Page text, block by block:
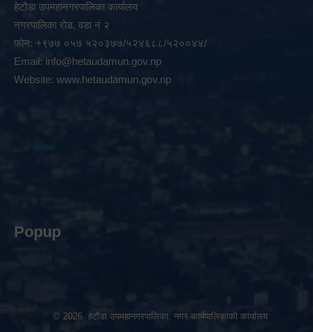
हेटौडा उपमहानगरपालिका कार्यालय
नगरपालिका रोड, वडा नं २
फोन: +९७७ ०५७ ५२०३७७/५२४६८८/५२००४४/
Email: info@hetaudamun.gov.np
Website: www.hetaudamun.gov.np
Popup
© 2026 हेटौंडा उपमहानगरपालिका, नगर कार्यपालिकाको कार्यालय